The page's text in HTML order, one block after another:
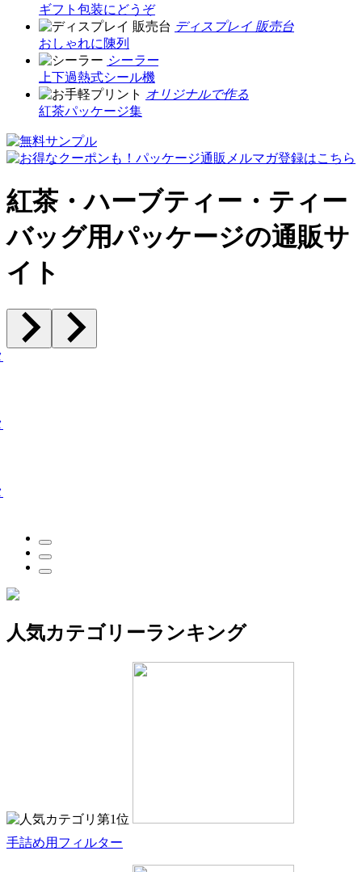
ギフト包装にどうぞ
ディスプレイ 販売台
おしゃれに陳列
シーラー
上下過熱式シール機
オリジナルで作る
紅茶パッケージ集
紅茶・ハーブティー・ティー
バッグ用パッケージの通販サ
イト
人気カテゴリーランキング